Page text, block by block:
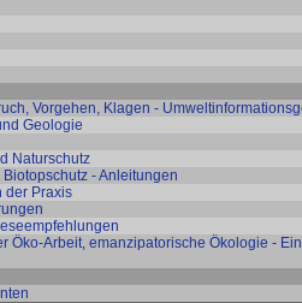
Vorgehen, Klagen -
Geologie
Naturschutz
- Anleitungen
der Praxis
Öko-Arbeit, emanzipatorische Ökologie -